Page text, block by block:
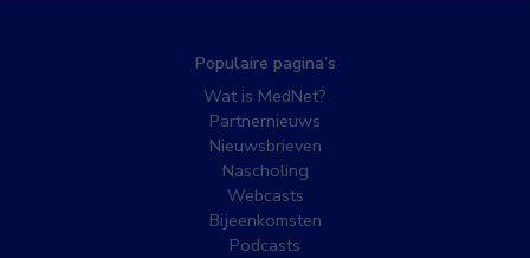
Populaire pagina’s
Wat is MedNet?
Partnernieuws
Nieuwsbrieven
Nascholing
Webcasts
Bijeenkomsten
Podcasts